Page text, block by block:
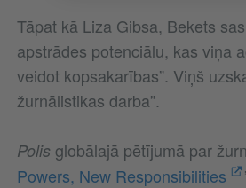
Tāpat kā Liza Gibsa, Bekets
apstrādes potenciālu, kas viņa
veidot kopsakarības”. Viņš
žurnālistikas darba”.
Polis globālajā pētījumā par
Powers, New Responsibilities